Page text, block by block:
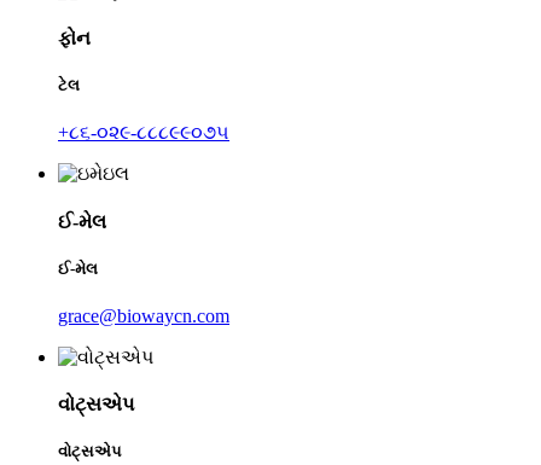
ફોન
ટેલ
+૮૬-૦૨૯-૮૮૮૯૯૦૭૫
ઈ-મેલ
ઈ-મેલ
grace@biowaycn.com
વોટ્સએપ
વોટ્સએપ